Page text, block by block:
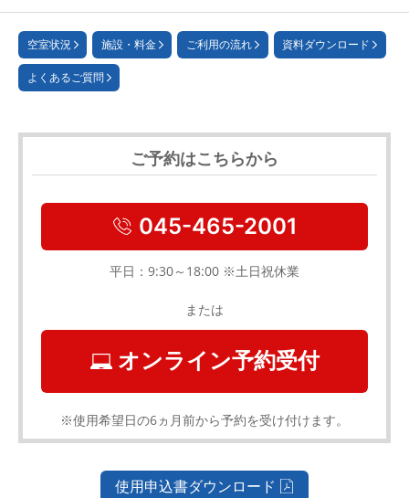
空室状況 施設・料金 ご利用の流れ 資料ダウンロード
よくあるご質問
ご予約はこちらから
045-465-2001
平日：9:30～18:00 ※土日祝休業
または
オンライン予約受付
※使用希望日の6ヵ月前から予約を受け付けます。
使用申込書ダウンロード